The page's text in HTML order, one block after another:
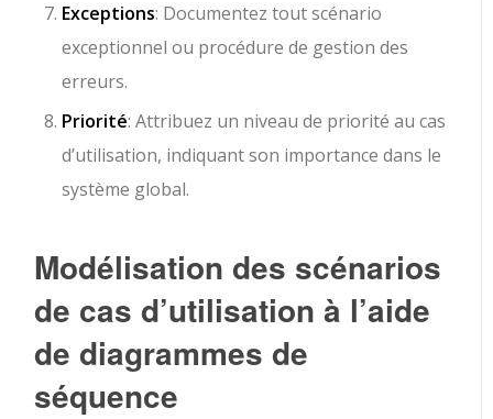
Exceptions: Documentez tout scénario
exceptionnel ou procédure de gestion des
erreurs.
Priorité: Attribuez un niveau de priorité au cas
d’utilisation, indiquant son importance dans le
système global.
Modélisation des scénarios
de cas d’utilisation à l’aide
de diagrammes de
séquence